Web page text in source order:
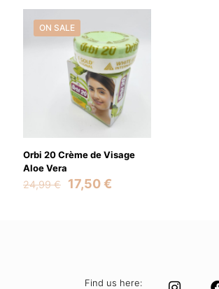
17,35 €.14,99 €.
ON SALE
Orbi 20 Crème de Visage
Aloe Vera
24,99€
Original
17,50€
Find us here: